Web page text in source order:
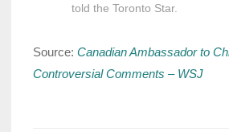
told the Toronto Star.
Source: Canadian Ambassador to
Controversial Comments – WSJ